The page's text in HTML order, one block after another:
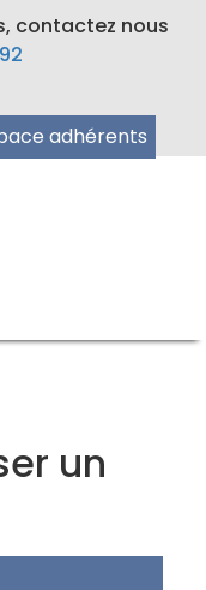
contactez nous
adhérents
un